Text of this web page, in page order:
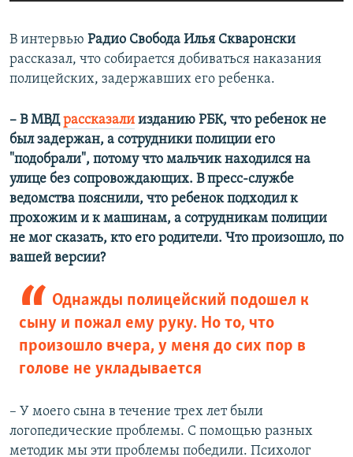
​В интервью Радио Свобода Илья Скваронски
рассказал, что собирается добиваться наказания
полицейских, задержавших его ребенка.
– В МВДрассказали изданию РБК, что ребенок не
был задержан, а сотрудники полиции его
"подобрали", потому что мальчик находился на
улице без сопровождающих. В пресс-службе
ведомства пояснили, что ребенок подходил к
прохожим и к машинам, а сотрудникам полиции
не мог сказать, кто его родители. Что произошло, по
вашей версии?
Однажды полицейский подошел к
сыну и пожал ему руку. Но то, что
произошло вчера, у меня до сих пор в
голове не укладывается
– У моего сына в течение трех лет были
логопедические проблемы. С помощью разных
методик мы эти проблемы победили. Психолог